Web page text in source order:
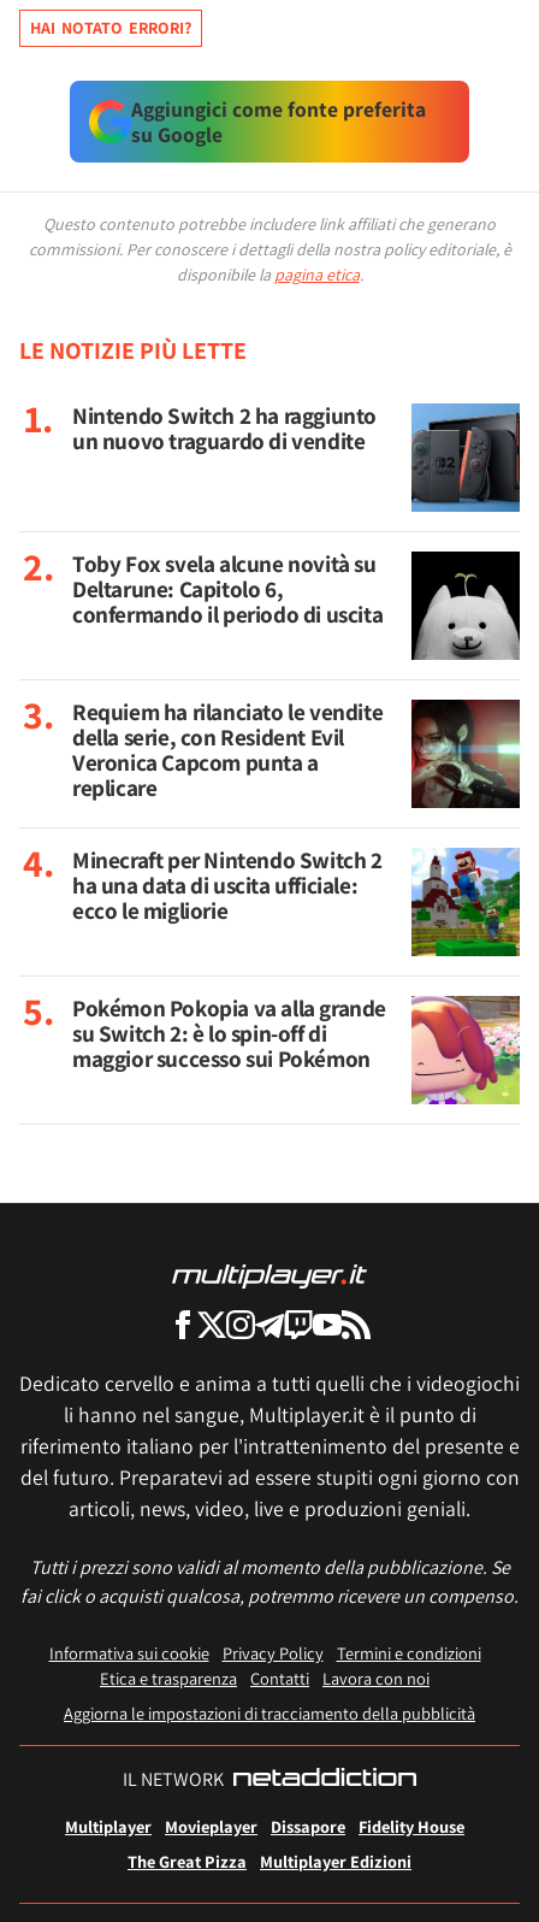
HAI NOTATO ERRORI?
Aggiungici come fonte preferita
su Google
Questo contenuto potrebbe includere link affiliati che generano
commissioni. Per conoscere i dettagli della nostra policy editoriale, è
disponibile la pagina etica.
LE NOTIZIE PIÙ LETTE
Nintendo Switch 2 ha raggiunto
un nuovo traguardo di vendite
Toby Fox svela alcune novità su
Deltarune: Capitolo 6,
confermando il periodo di uscita
Requiem ha rilanciato le vendite
della serie, con Resident Evil
Veronica Capcom punta a
replicare
Minecraft per Nintendo Switch 2
ha una data di uscita ufficiale:
ecco le migliorie
Pokémon Pokopia va alla grande
su Switch 2: è lo spin-off di
maggior successo sui Pokémon
Dedicato cervello e anima a tutti quelli che i videogiochi
li hanno nel sangue, Multiplayer.it è il punto di
riferimento italiano per l'intrattenimento del presente e
del futuro. Preparatevi ad essere stupiti ogni giorno con
articoli, news, video, live e produzioni geniali.
Tutti i prezzi sono validi al momento della pubblicazione. Se
fai click o acquisti qualcosa, potremmo ricevere un compenso.
Informativa sui cookie Privacy Policy
Termini e condizioni
Etica e trasparenza Contatti
Lavora con noi
Aggiorna le impostazioni di tracciamento della pubblicità
IL NETWORK
Multiplayer Movieplayer Dissapore
Fidelity House
The Great Pizza
Multiplayer Edizioni